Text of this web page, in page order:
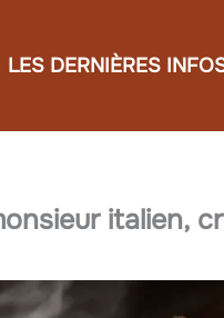
LES DERNIÈRES
italien,